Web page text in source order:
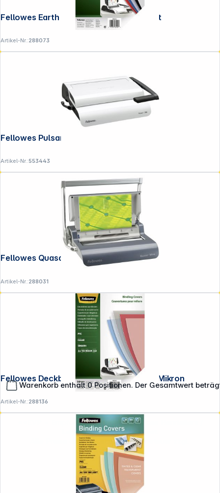
Warenkorb enthält 0 Positionen. Der Gesamtwert
Fellowes Earth Deckblatt A4 transparent
Artikel-Nr.:288073
Artikel-Nr.:553443
Fellowes Quasar Drahtbindegerät
Artikel-Nr.:288031
Fellowes Deckblatt A4 transparent 240 Mikron
Artikel-Nr.:288136
**EVP = Empfohlener Verkaufspreis des Herstellers /
Lieferanten zzgl. 19% Mwst.
Alle Preise exkl. gesetzl. Mehrwertsteuer zzgl.
Versandkosten.